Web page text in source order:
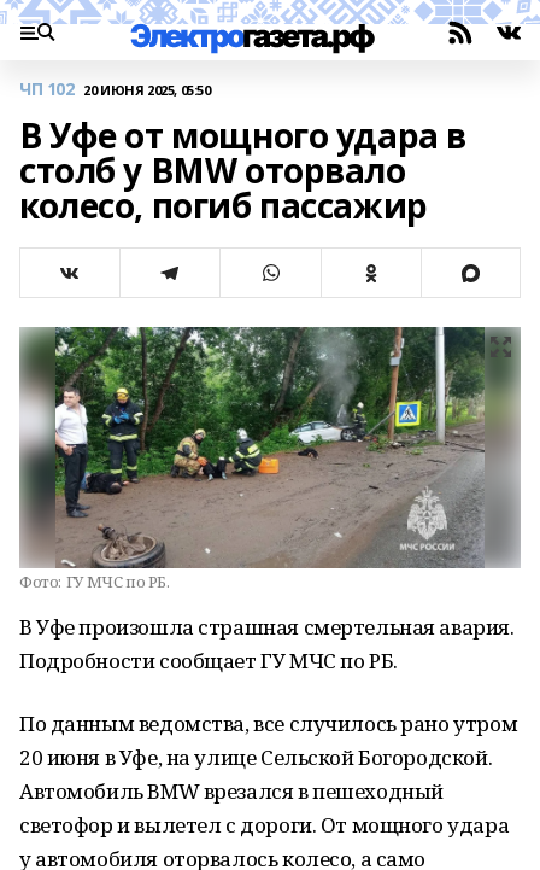
ЧП 102 20 ИЮНЯ 2025, 05:50
В Уфе от мощного удара в
столб у BMW оторвало
колесо, погиб пассажир
Фото: ГУ МЧС по РБ.
В Уфе произошла страшная смертельная авария.
Подробности сообщает ГУ МЧС по РБ.
По данным ведомства, все случилось рано утром
20 июня в Уфе, на улице Сельской Богородской.
Автомобиль BMW врезался в пешеходный
светофор и вылетел с дороги. От мощного удара
у автомобиля оторвалось колесо, а само